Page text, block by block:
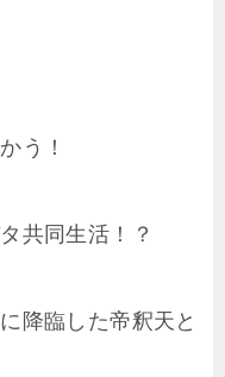
う！
共同生活！？
降臨した帝釈天と